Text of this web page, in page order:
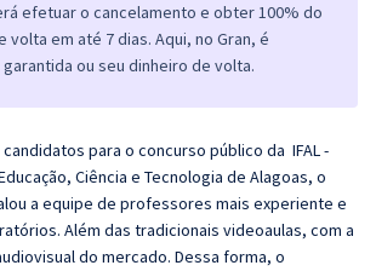
efetuar o cancelamento e obter 100% do
volta em até 7 dias. Aqui, no Gran, é
ou seu dinheiro de volta.
para o concurso público da IFAL -
Ciência e Tecnologia de Alagoas, o
a equipe de professores mais experiente e
Além das tradicionais videoaulas, com a
do mercado. Dessa forma, o